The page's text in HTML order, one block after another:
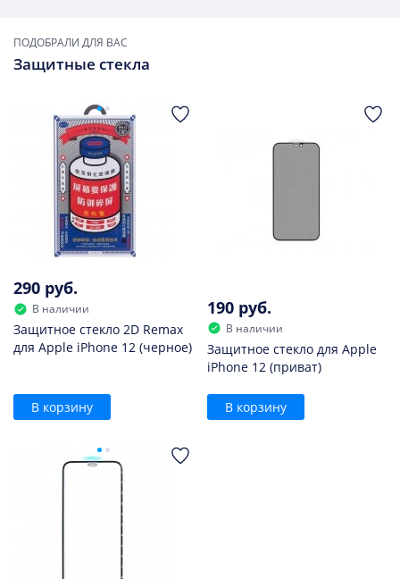
ПОДОБРАЛИ ДЛЯ ВАС
Защитные стекла
290 руб.
В наличии
Защитное стекло 2D Remax
для Apple iPhone 12 (черное)
В корзину
190 руб.
В наличии
Защитное стекло для Apple
iPhone 12 (приват)
В корзину